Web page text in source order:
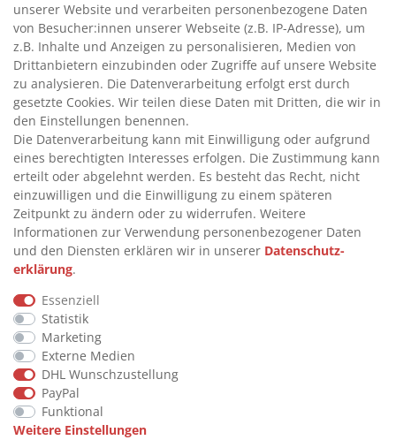
>
HANDPUMPEN FÜR ÖLE
>
TANKANLAGEN
>
ADBLUE® BETANKUNG
INFORMATIONEN
>
FAQ
>
VERTRAG WIDERRUFEN
>
WIDERRUFSRECHT
>
WIDERRUFSFORMULAR
IMPRESSUM
>
DATENSCHUTZERKLÄRUNG
>
AGB
>
KONTAKT
© Copyright 2026 by STU Tanktechnik
unserer Website und verarbeiten personenbezogene Daten
von Besucher:innen unserer Webseite (z.B. IP-Adresse), um
z.B. Inhalte und Anzeigen zu personalisieren, Medien von
Drittanbietern einzubinden oder Zugriffe auf unsere Website
zu analysieren. Die Datenverarbeitung erfolgt erst durch
gesetzte Cookies. Wir teilen diese Daten mit Dritten, die wir in
den Einstellungen benennen.
Die Datenverarbeitung kann mit Einwilligung oder aufgrund
eines berechtigten Interesses erfolgen. Die Zustimmung kann
erteilt oder abgelehnt werden. Es besteht das Recht, nicht
einzuwilligen und die Einwilligung zu einem späteren
Zeitpunkt zu ändern oder zu widerrufen. Weitere
Informationen zur Verwendung personenbezogener Daten
und den Diensten erklären wir in unserer Daten­schutz­
erklärung.
Essenziell
Statistik
Marketing
Externe Medien
DHL Wunschzustellung
PayPal
Funktional
Weitere Einstellungen